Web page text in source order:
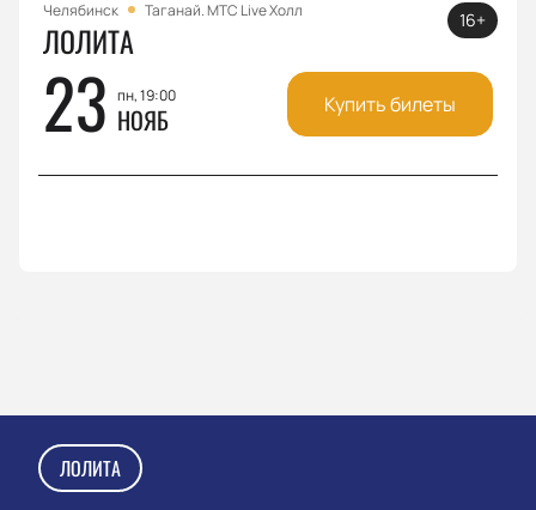
Челябинск Таганай. МТС Live Холл
ЛОЛИТА
23 пн, 19:00
НОЯБ
16+
Купить билеты
ЛОЛИТА